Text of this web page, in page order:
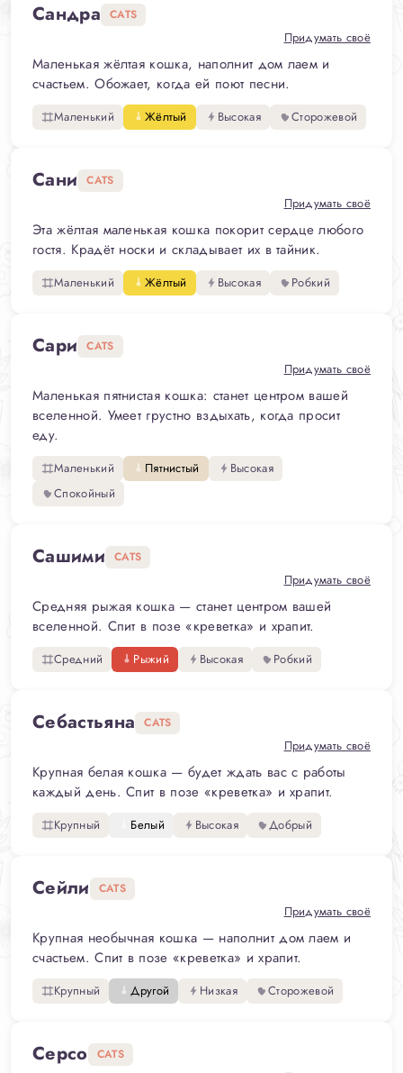
Сандра CATS
Придумать своё
Маленькая жёлтая кошка, наполнит дом лаем и
счастьем. Обожает, когда ей поют песни.
Маленький Жёлтый Высокая Сторожевой
Сани CATS
Придумать своё
Эта жёлтая маленькая кошка покорит сердце любого
гостя. Крадёт носки и складывает их в тайник.
Маленький Жёлтый Высокая Робкий
Сари CATS
Придумать своё
Маленькая пятнистая кошка: станет центром вашей
вселенной. Умеет грустно вздыхать, когда просит
еду.
Маленький Пятнистый
Высокая
Спокойный
Сашими CATS
Придумать своё
Средняя рыжая кошка — станет центром вашей
вселенной. Спит в позе «креветка» и храпит.
Средний Рыжий Высокая Робкий
Себастьяна CATS
Придумать своё
Крупная белая кошка — будет ждать вас с работы
каждый день. Спит в позе «креветка» и храпит.
Крупный Белый Высокая Добрый
Сейли CATS
Придумать своё
Крупная необычная кошка — наполнит дом лаем и
счастьем. Спит в позе «креветка» и храпит.
Крупный Другой Низкая Сторожевой
Серсо CATS